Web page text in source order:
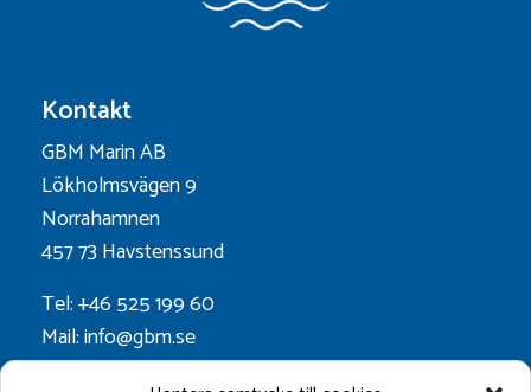
Kontakt
GBM Marin AB
Lökholmsvägen 9
Norrahamnen
457 73 Havstenssund
Tel: +46 525 199 60
Mail: info@gbm.se